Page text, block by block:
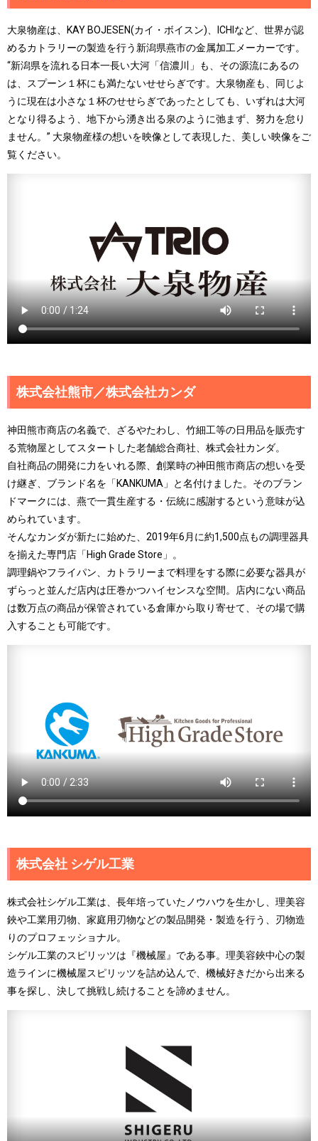
大泉物産は、KAY BOJESEN(カイ・ボイスン)、ICHIなど、世界が認
めるカトラリーの製造を行う新潟県燕市の金属加工メーカーです。
“新潟県を流れる日本一長い大河「信濃川」も、その源流にあるの
は、スプーン１杯にも満たないせせらぎです。大泉物産も、同じよ
うに現在は小さな１杯のせせらぎであったとしても、いずれは大河
となり得るよう、地下から湧き出る泉のように弛まず、努力を怠り
ません。” 大泉物産様の想いを映像として表現した、美しい映像をご
覧ください。
株式会社熊市／株式会社カンダ
神田熊市商店の名義で、ざるやたわし、竹細工等の日用品を販売す
る荒物屋としてスタートした老舗総合商社、株式会社カンダ。
自社商品の開発に力をいれる際、創業時の神田熊市商店の想いを受
け継ぎ、ブランド名を「KANKUMA」と名付けました。そのブラン
ドマークには、燕で一貫生産する・伝統に感謝するという意味が込
められています。
そんなカンダが新たに始めた、2019年6月に約1,500点もの調理器具
を揃えた専門店「High Grade Store」。
調理鍋やフライパン、カトラリーまで料理をする際に必要な器具が
ずらっと並んだ店内は圧巻かつハイセンスな空間。店内にない商品
は数万点の商品が保管されている倉庫から取り寄せて、その場で購
入することも可能です。
株式会社 シゲル工業
株式会社シゲル工業は、長年培っていたノウハウを生かし、理美容
鋏や工業用刃物、家庭用刃物などの製品開発・製造を行う、刃物造
りのプロフェッショナル。
シゲル工業のスピリッツは『機械屋』である事。理美容鋏中心の製
造ラインに機械屋スピリッツを詰め込んで、機械好きだから出来る
事を探し、決して挑戦し続けることを諦めません。